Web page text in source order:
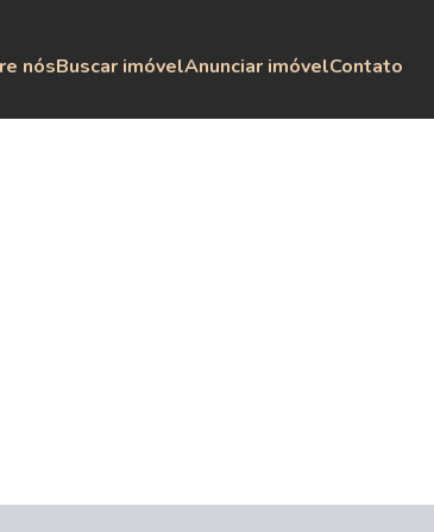
nósBuscar imóvelAnunciar imóvelContato